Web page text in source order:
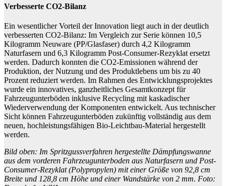
Verbesserte CO2-Bilanz
Ein wesentlicher Vorteil der Innovation liegt auch in der deutlich
verbesserten CO2-Bilanz: Im Vergleich zur Serie können 10,5
Kilogramm Neuware (PP/Glasfaser) durch 4,2 Kilogramm
Naturfasern und 6,3 Kilogramm Post-Consumer-Rezyklat ersetzt
werden. Dadurch konnten die CO2-Emissionen während der
Produktion, der Nutzung und des Produktlebens um bis zu 40
Prozent reduziert werden. Im Rahmen des Entwicklungsprojektes
wurde ein innovatives, ganzheitliches Gesamtkonzept für
Fahrzeugunterböden inklusive Recycling mit kaskadischer
Wiederverwendung der Komponenten entwickelt. Aus technischer
Sicht können Fahrzeugunterböden zukünftig vollständig aus dem
neuen, hochleistungsfähigen Bio-Leichtbau-Material hergestellt
werden.
Bild oben: Im Spritzgussverfahren hergestellte Dämpfungswanne
aus dem vorderen Fahrzeugunterboden aus Naturfasern und Post-
Consumer-Rezyklat (Polypropylen) mit einer Größe von 92,8 cm
Breite und 128,8 cm Höhe und einer Wandstärke von 2 mm. Foto: